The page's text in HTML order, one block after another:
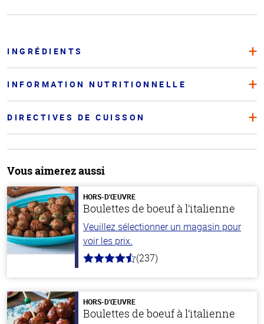
INGRÉDIENTS
INFORMATION NUTRITIONNELLE
DIRECTIVES DE CUISSON
Vous aimerez aussi
HORS-D'ŒUVRE
Boulettes de boeuf à l’italienne
Veuillez sélectionner un magasin pour
voir les prix.
4.6
stars
(237)
HORS-D'ŒUVRE
Boulettes de boeuf à l’italienne